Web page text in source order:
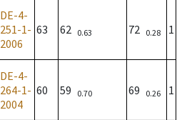
DE-4-
251-1-
2006
63 62 0.63 72 0.28 1
DE-4-
264-1-
2004
60 59 0.70 69 0.26 1